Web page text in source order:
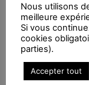
Vous devez
Nous utilisons
meilleure
Si vous
cookies
parties).
Accepter tout